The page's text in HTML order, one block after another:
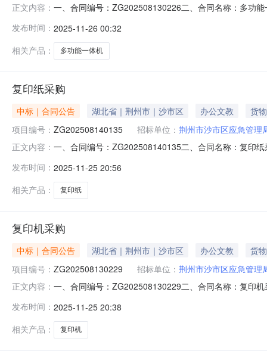
正文内容： 一、合同编号：ZG202508130226二、合同名称：多功
代107号6、联系方式：15171195118六、合同主要信息
发布时间： 2025-11-26 00:32
相关产品：
多功能一体机
复印纸采购
中标｜合同公告 湖北省｜荆州市｜沙市区 办公文教
货物
项目编号： ZG202508140135 招标单位： 荆州市沙市区应急管理
正文内容： 一、合同编号：ZG202508140135二、合同名称：复印
15171195118六、合同主要信息主要标的名称：复印纸
发布时间： 2025-11-25 20:56
相关产品：
复印纸
复印机采购
中标｜合同公告 湖北省｜荆州市｜沙市区 办公文教
货物
项目编号： ZG202508130229 招标单位： 荆州市沙市区应急管理
正文内容： 一、合同编号：ZG202508130229二、合同名称：复印
15171195118六、合同主要信息主要标的名称：复印机
发布时间： 2025-11-25 20:38
相关产品：
复印机